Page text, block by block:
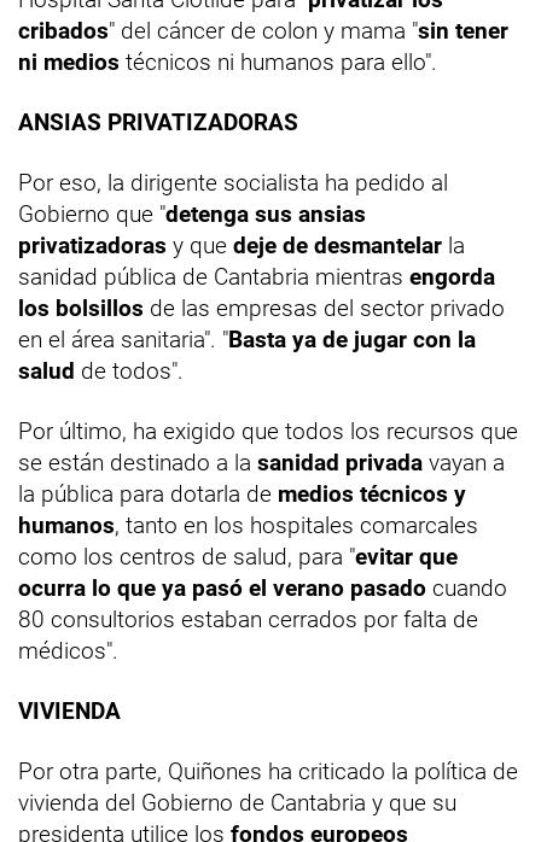
cribados" del cáncer de colon y mama "sin tener
ni medios técnicos ni humanos para ello".
ANSIAS PRIVATIZADORAS
Por eso, la dirigente socialista ha pedido al
Gobierno que "detenga sus ansias
privatizadoras y que deje de desmantelar la
sanidad pública de Cantabria mientras engorda
los bolsillos de las empresas del sector privado
en el área sanitaria". "Basta ya de jugar con la
salud de todos".
Por último, ha exigido que todos los recursos que
se están destinado a la sanidad privada vayan a
la pública para dotarla de medios técnicos y
humanos, tanto en los hospitales comarcales
como los centros de salud, para "evitar que
ocurra lo que ya pasó el verano pasado cuando
80 consultorios estaban cerrados por falta de
médicos".
VIVIENDA
Por otra parte, Quiñones ha criticado la política de
vivienda del Gobierno de Cantabria y que su
presidenta utilice los fondos europeos